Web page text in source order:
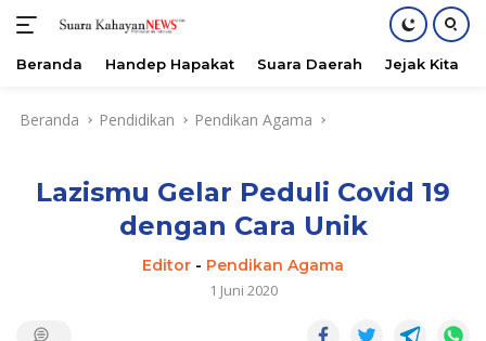
Beranda Handep Hapakat Suara Daerah Jejak Kita
Beranda Pendidikan Pendikan Agama
Lazismu Gelar Peduli Covid 19
dengan Cara Unik
Editor - Pendikan Agama
1 Juni 2020